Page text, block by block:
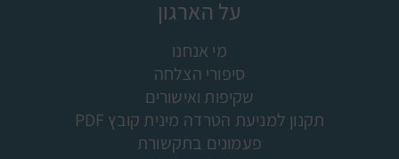
על הארגון
מי אנחנו
סיפורי הצלחה
שקיפות ואישורים
תקנון למניעת הטרדה מינית קובץ PDF
פעמונים בתקשורת